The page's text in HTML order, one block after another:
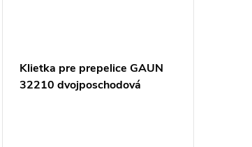
Klietka pre prepelice GAUN
32210 dvojposchodová